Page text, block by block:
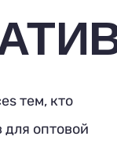
тем, кто
оптовой